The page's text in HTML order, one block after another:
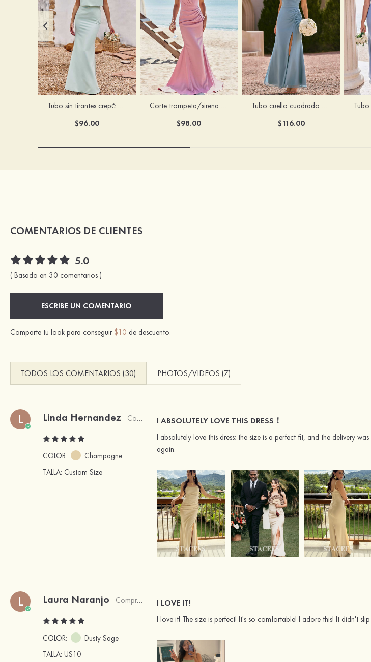
Tubo sin tirantes crepé elástico hasta el suelo vestido de dama de honor
$96.00
Corte trompeta/sirena escote en v satén elástico hasta el suelo vestido de dama de honor
$98.00
Tubo cuello cuadrado gasa hasta el suelo vestido de dama de honor
$116.00
COMENTARIOS DE CLIENTES
5.0
( Basado en 30 comentarios )
ESCRIBE UN COMENTARIO
Comparte tu look para conseguir $10 de descuento.
TODOS LOS COMENTARIOS (30) PHOTOS/VIDEOS (7)
L Linda Hernandez Comprador verificado
COLOR:
Champagne
TALLA: Custom Size
I ABSOLUTELY LOVE THIS DRESS！
I absolutely love this dress; the size is a perfect fit, and the delivery
again.
L Laura Naranjo Comprador verificado
COLOR:
Dusty Sage
TALLA: US10
I LOVE IT!
I love it! The size is perfect! It's so comfortable! I adore this! It didn't